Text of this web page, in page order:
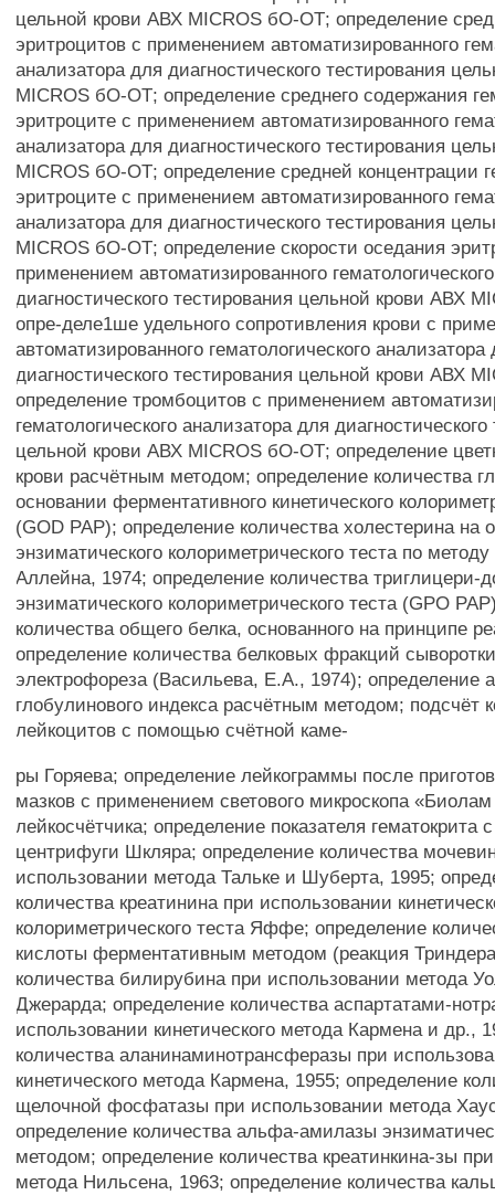
цельной крови АВХ MICROS бО-ОТ; определение
эритроцитов с применением автоматизированного
анализатора для диагностического тестирования
MICROS бО-ОТ; определение среднего содержания
эритроците с применением автоматизированного
анализатора для диагностического тестирования
MICROS бО-ОТ; определение средней концентрации
эритроците с применением автоматизированного
анализатора для диагностического тестирования
MICROS бО-ОТ; определение скорости оседания
применением автоматизированного
диагностического тестирования цельной крови АВХ
опре-деле1ше удельного сопротивления крови с
автоматизированного гематологического анализатора
диагностического тестирования цельной крови АВХ
определение тромбоцитов с применением
гематологического анализатора для
цельной крови АВХ MICROS бО-ОТ; определение
крови расчётным методом; определение количества
основании ферментативного кинетического
(GOD PAP); определение количества холестерина на
энзиматического колориметрического теста по
Аллейна, 1974; определение количества триглицери-
энзиматического колориметрического теста (GPO
количества общего белка, основанного на принципе
определение количества белковых фракций
электрофореза (Васильева, Е.А., 1974); определение
глобулинового индекса расчётным методом; подсчёт
лейкоцитов с помощью счётной каме-
ры Горяева; определение лейкограммы после
мазков с применением светового микроскопа
лейкосчётчика; определение показателя
центрифуги Шкляра; определение количества
использовании метода Тальке и Шуберта, 1995;
количества креатинина при использовании
колориметрического теста Яффе; определение
кислоты ферментативным методом (реакция
количества билирубина при использовании метода
Джерарда; определение количества аспартатами-
использовании кинетического метода Кармена и др.,
количества аланинаминотрансферазы при
кинетического метода Кармена, 1955; определение
щелочной фосфатазы при использовании метода
определение количества альфа-амилазы
методом; определение количества креатинкина-зы
метода Нильсена, 1963; определение количества